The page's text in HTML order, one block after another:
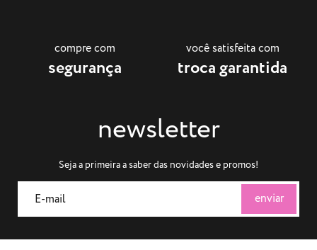
compre com
segurança
você satisfeita com
troca garantida
newsletter
Seja a primeira a saber das novidades e promos!